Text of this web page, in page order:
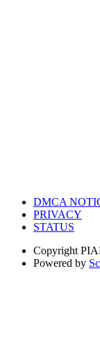
DMCA
PRIVACY
STATUS
Copyright
Powered by